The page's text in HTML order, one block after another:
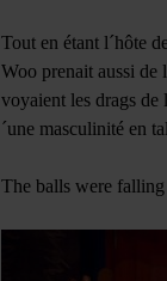
Tout en étant l´hôte
Woo prenait aussi de
voyaient les drags de
´une masculinité en
The balls were